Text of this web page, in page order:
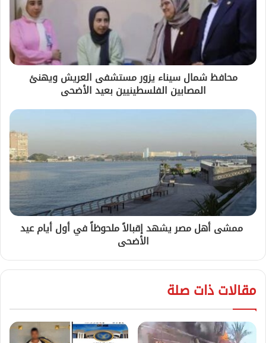
محافظ شمال سيناء يزور مستشفى العريش ويهنئ
المصابين الفلسطينيين بعيد الأضحى
ممشى أهل مصر يشهد إقبالاً ملحوظاً في أول أيام عيد
الأضحى
مقالات ذات صلة